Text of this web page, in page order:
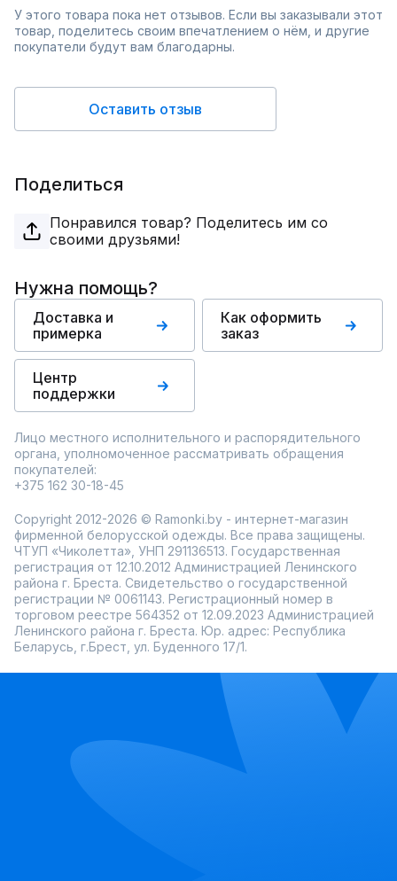
У этого товара пока нет отзывов. Если вы заказывали этот
товар, поделитесь своим впечатлением о нём, и другие
покупатели будут вам благодарны.
Оставить отзыв
Поделиться
Понравился товар? Поделитесь им со
своими друзьями!
Нужна помощь?
Доставка и
примерка
Как оформить
заказ
Центр
поддержки
Лицо местного исполнительного и распорядительного
органа, уполномоченное рассматривать обращения
покупателей:
+375 162 30-18-45
Copyright 2012-2026 © Ramonki.by - интернет-магазин
фирменной белорусской одежды. Все права защищены.
ЧТУП «Чиколетта», УНП 291136513. Государственная
регистрация от 12.10.2012 Администрацией Ленинского
района г. Бреста. Свидетельство о государственной
регистрации № 0061143. Регистрационный номер в
торговом реестре 564352 от 12.09.2023 Администрацией
Ленинского района г. Бреста. Юр. адрес: Республика
Беларусь, г.Брест, ул. Буденного 17/1.